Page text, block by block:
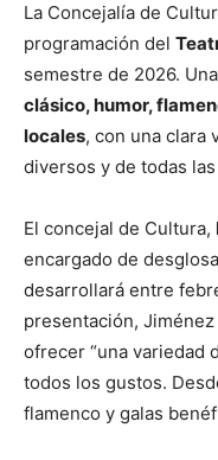
La Concejalía de
programación del
semestre de 2026.
clásico, humor,
locales, con una clara
diversos y de todas
El concejal de Cultura,
encargado de
desarrollará entre
presentación,
ofrecer “una variedad
todos los gustos.
flamenco y galas